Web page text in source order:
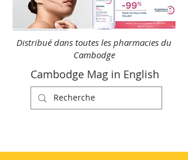
Distribué dans toutes les pharmacies du
Cambodge
Cambodge Mag in English